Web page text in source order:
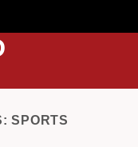
SPORTS